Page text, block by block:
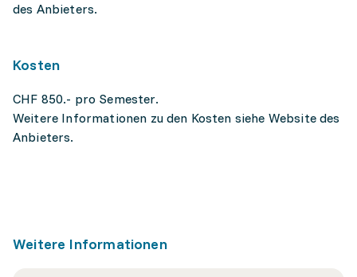
des Anbieters.
Kosten
CHF 850.- pro Semester.
Weitere Informationen zu den Kosten siehe Website des
Anbieters.
Weitere Informationen